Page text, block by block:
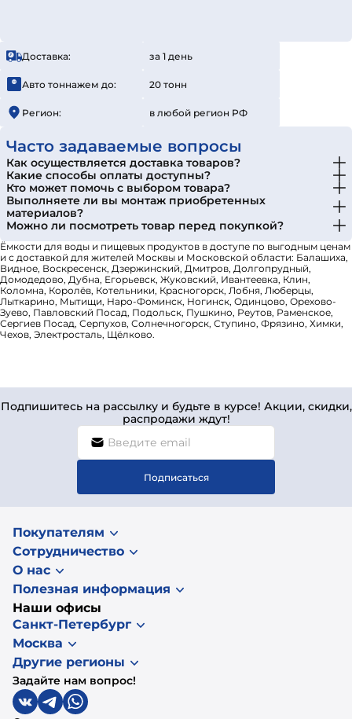
Доставка: за 1 день
Авто тоннажем до: 20 тонн
Регион: в любой регион РФ
Часто задаваемые вопросы
Как осуществляется доставка товаров?
Какие способы оплаты доступны?
Кто может помочь с выбором товара?
Выполняете ли вы монтаж приобретенных
материалов?
Можно ли посмотреть товар перед покупкой?
Ёмкости для воды и пищевых продуктов в доступе по выгодным ценам
и с доставкой для жителей Москвы и Московской области: Балашиха,
Видное, Воскресенск, Дзержинский, Дмитров, Долгопрудный,
Домодедово, Дубна, Егорьевск, Жуковский, Ивантеевка, Клин,
Коломна, Королёв, Котельники, Красногорск, Лобня, Люберцы,
Лыткарино, Мытищи, Наро-Фоминск, Ногинск, Одинцово, Орехово-
Зуево, Павловский Посад, Подольск, Пушкино, Реутов, Раменское,
Сергиев Посад, Серпухов, Солнечногорск, Ступино, Фрязино, Химки,
Чехов, Электросталь, Щёлково.
Подпишитесь на рассылку и будьте в курсе! Акции, скидки,
распродажи ждут!
Подписаться
Покупателям
Сотрудничество
О нас
Полезная информация
Наши офисы
Санкт-Петербург
Москва
Другие регионы
Задайте нам вопрос!